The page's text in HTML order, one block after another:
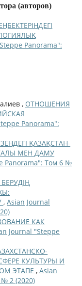
(авторов)
Panorama":
, ОТНОШЕНИЯ
Panorama":
ҚАЗАҚСТАН-
МЕН ДАМУ
Panorama": Том 6 №
, Asian Journal
КАК
Journal "Steppe
КУЛЬТУРЫ И
ЭТАПЕ , Asian
2 (2020)